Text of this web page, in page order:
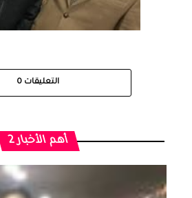
التعليقات 0
أهم الأخبار 2